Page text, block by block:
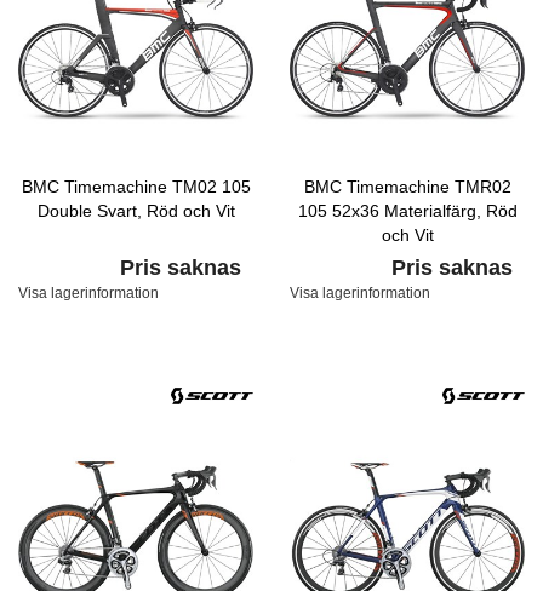
BMC Timemachine TM02 105
Double Svart, Röd och Vit
Pris saknas
Visa lagerinformation
BMC Timemachine TMR02
105 52x36 Materialfärg, Röd
och Vit
Pris saknas
Visa lagerinformation